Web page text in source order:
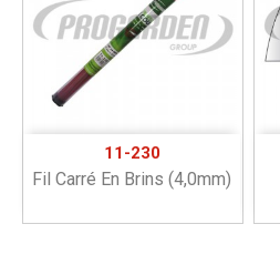
11-230
Fil Carré En Brins (4,0mm)